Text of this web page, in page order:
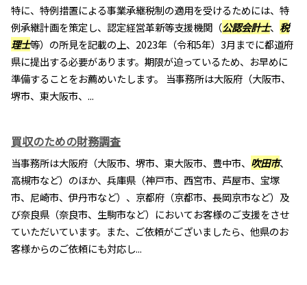
特に、特例措置による事業承継税制の適用を受けるためには、特
例承継計画を策定し、認定経営革新等支援機関（公認会計士、 税
理士等）の所見を記載の上、2023年（令和5年）3月までに都道府
県に提出する必要があります。期限が迫っているため、お早めに
準備することをお薦めいたします。 当事務所は大阪府（大阪市、
堺市、東大阪市、...
買収のための財務調査
当事務所は大阪府（大阪市、堺市、東大阪市、豊中市、 吹田市、
高槻市など）のほか、兵庫県（神戸市、西宮市、芦屋市、宝塚
市、尼崎市、伊丹市など）、京都府（京都市、長岡京市など）及
び奈良県（奈良市、生駒市など）においてお客様のご支援をさせ
ていただいています。また、ご依頼がございましたら、他県のお
客様からのご依頼にも対応し...